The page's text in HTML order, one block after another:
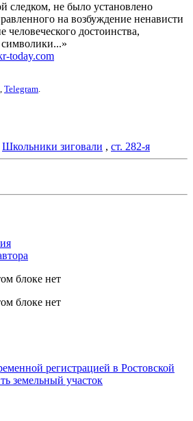
следком, не было установлено
на возбуждение ненависти
достоинства,
today.com
, Telegram.
Школьники зиговали , ст. 282-я
блоке нет
блоке нет
регистрацией в Ростовской
земельный участок